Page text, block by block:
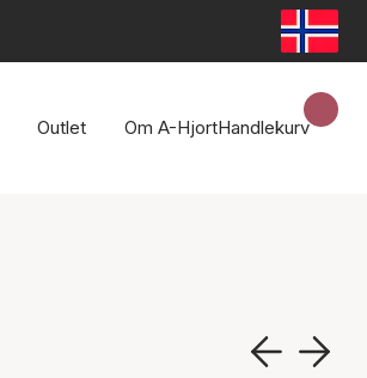
Outlet Om A-HjortHandlekurv